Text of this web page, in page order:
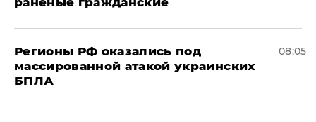
Регионы РФ оказались под
массированной атакой украинских
БПЛА
08:05